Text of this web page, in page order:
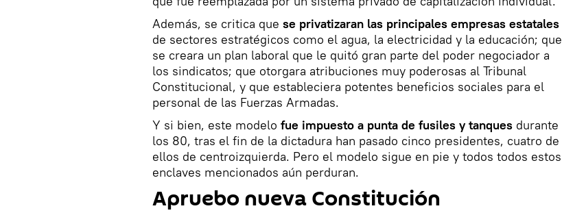
Además, se critica que se privatizaran las principales empresas estatales
de sectores estratégicos como el agua, la electricidad y la educación; que
se creara un plan laboral que le quitó gran parte del poder negociador a
los sindicatos; que otorgara atribuciones muy poderosas al Tribunal
Constitucional, y que estableciera potentes beneficios sociales para el
personal de las Fuerzas Armadas.
Y si bien, este modelo fue impuesto a punta de fusiles y tanques durante
los 80, tras el fin de la dictadura han pasado cinco presidentes, cuatro de
ellos de centroizquierda. Pero el modelo sigue en pie y todos todos estos
enclaves mencionados aún perduran.
Apruebo nueva Constitución